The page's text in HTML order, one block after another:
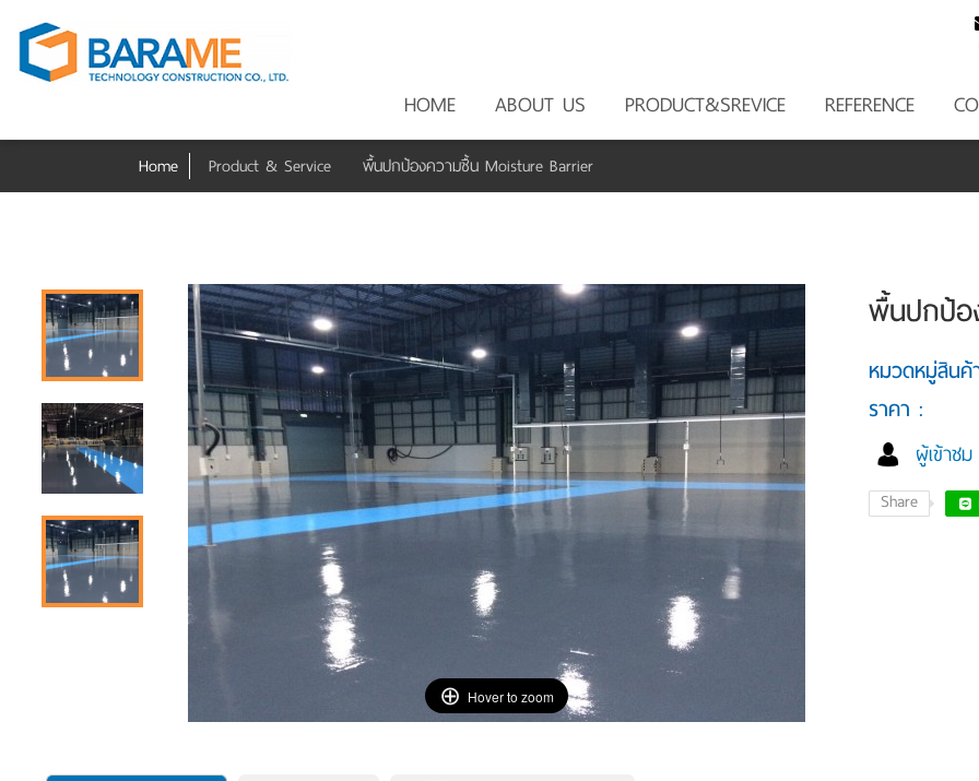
HOME ABOUT US PRODUCT&SREVICE REFERENCE
Home Product & Service พื้นปกป้องความชื้น Moisture Barrier
Hover to zoom
พื้นปกป้อ
หมวดหมู่สิน
ราคา :
ผู้เข้าช
Share